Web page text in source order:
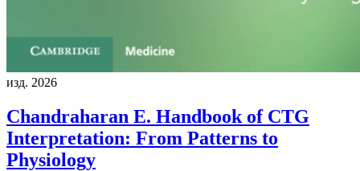
изд. 2026
Chandraharan E. Handbook of CTG
Interpretation: From Patterns to
Physiology